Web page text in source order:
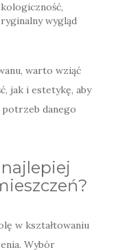
wygląd
warto wziąć
jak i estetykę, aby
danego
w kształtowaniu
Wybór